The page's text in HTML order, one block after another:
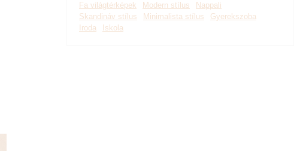
Fa világtérképek Modern stílus
Nappali
Skandináv stílus
Minimalista stílus
Gyerekszoba
Iroda
Iskola